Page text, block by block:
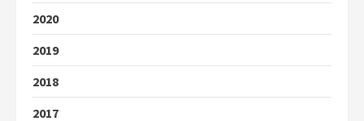
2020
2019
2018
2017